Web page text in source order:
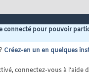
connecté pour pouvoir
Créez-en un en quelques
connectez-vous à l'aide